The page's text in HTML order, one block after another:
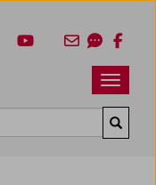
Navbar